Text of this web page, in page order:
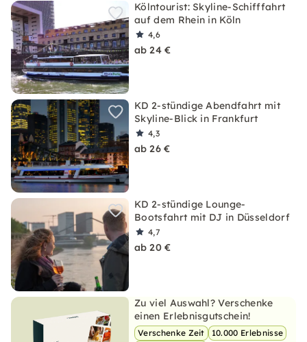
Kölntourist: Skyline-Schifffahrt
auf dem Rhein in Köln
4,6
ab 24 €
KD 2-stündige Abendfahrt mit
Skyline-Blick in Frankfurt
4,3
ab 26 €
KD 2-stündige Lounge-
Bootsfahrt mit DJ in Düsseldorf
4,7
ab 20 €
Zu viel Auswahl? Verschenke
einen Erlebnisgutschein!
Verschenke Zeit
10.000 Erlebnisse